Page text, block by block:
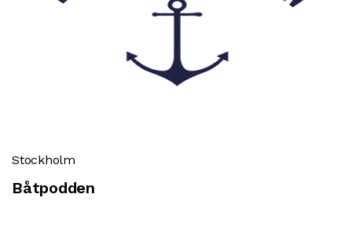
Stockholm
Båtpodden